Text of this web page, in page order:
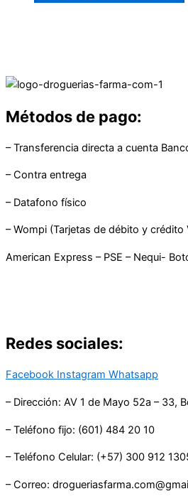
Métodos de pago:
– Transferencia directa a cuenta
– Contra entrega
– Datafono físico
– Wompi (Tarjetas de débito y crédito
American Express – PSE – Nequi-
Redes sociales:
Facebook Instagram Whatsapp
– Dirección: AV 1 de Mayo 52a – 33,
– Teléfono fijo: (601) 484 20 10
– Teléfono Celular: (+57) 300 912
– Correo: